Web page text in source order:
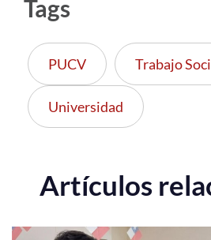
Tags
PUCV Trabajo
Universidad
Artículos